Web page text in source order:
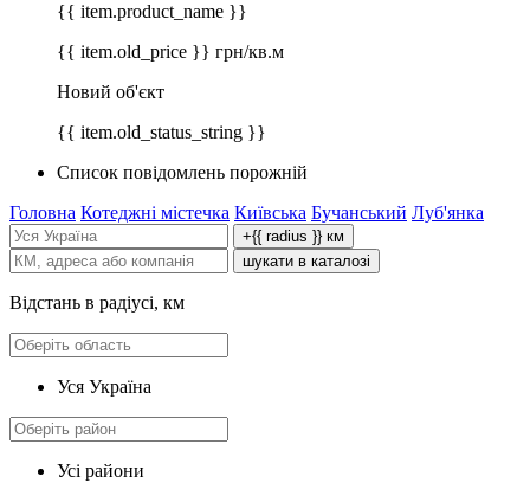
{{ item.product_name }}
{{ item.old_price }} грн/кв.м
Новий об'єкт
{{ item.old_status_string }}
Список повідомлень порожній
Головна Котеджні містечка Київська Бучанський Луб'янка
+{{ radius }} км
шукати в каталозі
Відстань в радіусі, км
Уся Україна
Усі райони